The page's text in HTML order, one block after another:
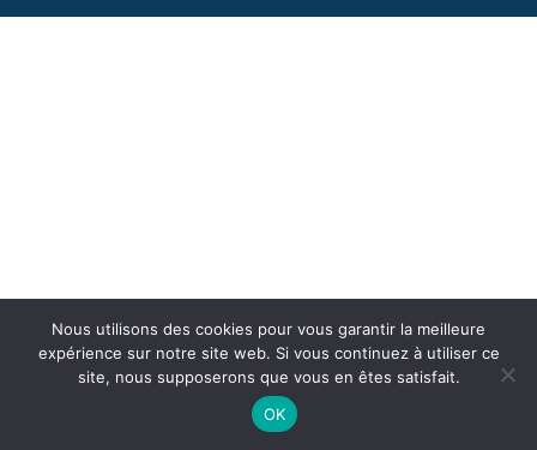
Nous utilisons des cookies pour vous garantir la meilleure
expérience sur notre site web. Si vous continuez à utiliser ce
site, nous supposerons que vous en êtes satisfait.
OK